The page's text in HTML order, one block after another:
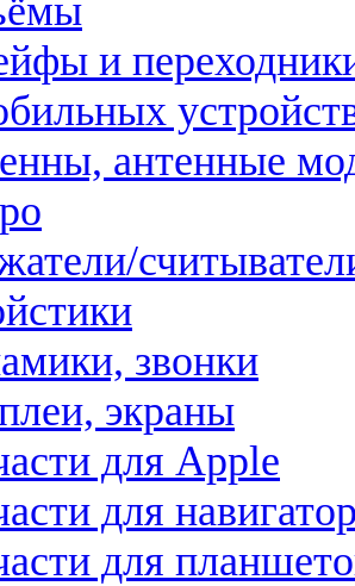
и
антенные
звонки
экраны
для Apple
для
для